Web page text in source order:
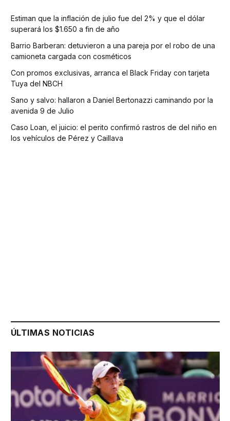
Estiman que la inflación de julio fue del 2% y que el dólar
superará los $1.650 a fin de año
Barrio Barberan: detuvieron a una pareja por el robo de una
camioneta cargada con cosméticos
Con promos exclusivas, arranca el Black Friday con tarjeta
Tuya del NBCH
Sano y salvo: hallaron a Daniel Bertonazzi caminando por la
avenida 9 de Julio
Caso Loan, el juicio: el perito confirmó rastros de del niño en
los vehículos de Pérez y Caillava
ÚLTIMAS NOTICIAS